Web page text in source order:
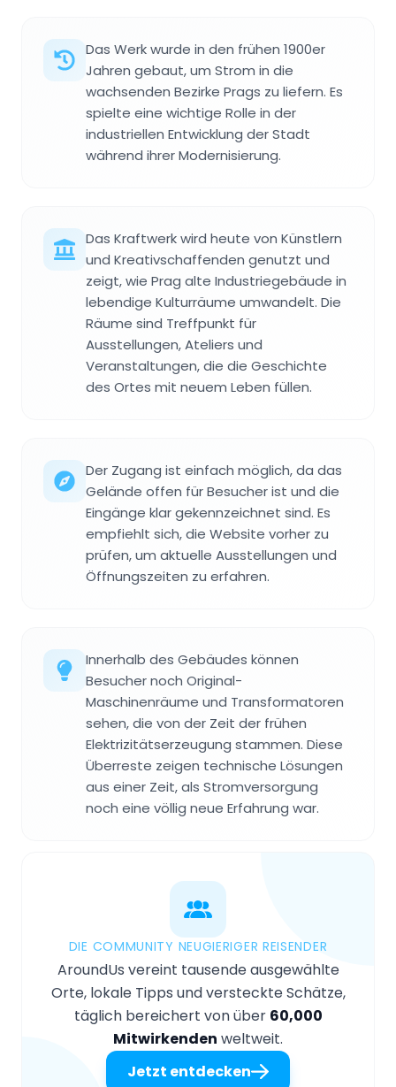
Das Werk wurde in den frühen 1900er
Jahren gebaut, um Strom in die
wachsenden Bezirke Prags zu liefern. Es
spielte eine wichtige Rolle in der
industriellen Entwicklung der Stadt
während ihrer Modernisierung.
Das Kraftwerk wird heute von Künstlern
und Kreativschaffenden genutzt und
zeigt, wie Prag alte Industriegebäude in
lebendige Kulturräume umwandelt. Die
Räume sind Treffpunkt für
Ausstellungen, Ateliers und
Veranstaltungen, die die Geschichte
des Ortes mit neuem Leben füllen.
Der Zugang ist einfach möglich, da das
Gelände offen für Besucher ist und die
Eingänge klar gekennzeichnet sind. Es
empfiehlt sich, die Website vorher zu
prüfen, um aktuelle Ausstellungen und
Öffnungszeiten zu erfahren.
Innerhalb des Gebäudes können
Besucher noch Original-
Maschinenräume und Transformatoren
sehen, die von der Zeit der frühen
Elektrizitätserzeugung stammen. Diese
Überreste zeigen technische Lösungen
aus einer Zeit, als Stromversorgung
noch eine völlig neue Erfahrung war.
DIE COMMUNITY NEUGIERIGER REISENDER
AroundUs vereint tausende ausgewählte
Orte, lokale Tipps und versteckte Schätze,
täglich bereichert von über 60,000
Mitwirkenden weltweit.
Jetzt entdecken